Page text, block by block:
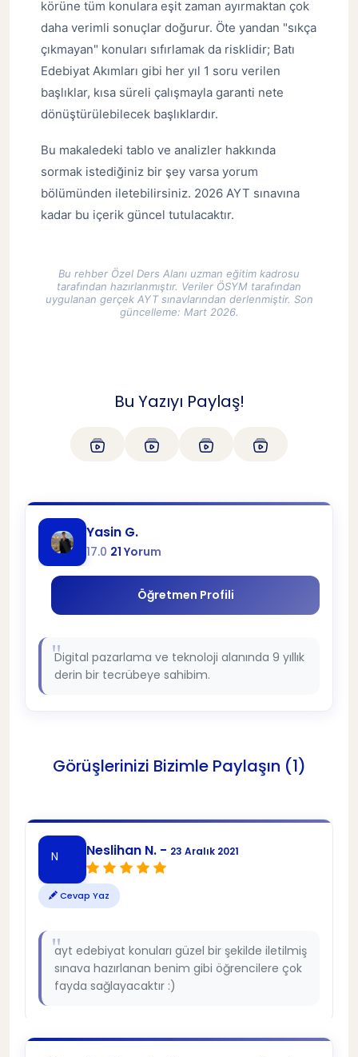
körüne tüm konulara eşit zaman ayırmaktan çok
daha verimli sonuçlar doğurur. Öte yandan "sıkça
çıkmayan" konuları sıfırlamak da risklidir; Batı
Edebiyat Akımları gibi her yıl 1 soru verilen
başlıklar, kısa süreli çalışmayla garanti nete
dönüştürülebilecek başlıklardır.
Bu makaledeki tablo ve analizler hakkında
sormak istediğiniz bir şey varsa yorum
bölümünden iletebilirsiniz. 2026 AYT sınavına
kadar bu içerik güncel tutulacaktır.
Bu rehber Özel Ders Alanı uzman eğitim kadrosu
tarafından hazırlanmıştır. Veriler ÖSYM tarafından
uygulanan gerçek AYT sınavlarından derlenmiştir. Son
güncelleme: Mart 2026.
Bu Yazıyı Paylaş!
Yasin G.
17.0 21 Yorum
Öğretmen Profili
Digital pazarlama ve teknoloji alanında 9 yıllık
derin bir tecrübeye sahibim.
Görüşlerinizi Bizimle Paylaşın (1)
N Neslihan N. - 23 Aralık 2021
Cevap Yaz
ayt edebiyat konuları güzel bir şekilde iletilmiş
sınava hazırlanan benim gibi öğrencilere çok
fayda sağlayacaktır :)